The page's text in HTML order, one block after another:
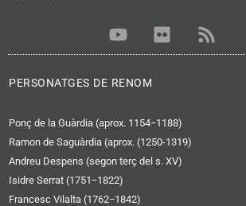
Y
o
t
b
e
F
l
r
R
s
PERSONATGES DE RENOM
Ponç de la Guàrdia (aprox. 1154−1188)
Ramon de Saguàrdia (aprox. (1250-1319)
Andreu Despens (segon terç del s. XV)
Isidre Serrat (1751−1822)
Francesc Vilalta (1762−1842)